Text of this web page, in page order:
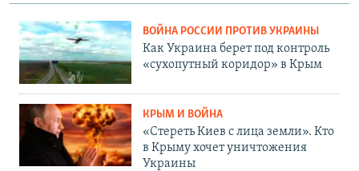
ВОЙНА РОССИИ ПРОТИВ УКРАИНЫ
Как Украина берет под контроль
«сухопутный коридор» в Крым
КРЫМ И ВОЙНА
«Стереть Киев с лица земли». Кто
в Крыму хочет уничтожения
Украины